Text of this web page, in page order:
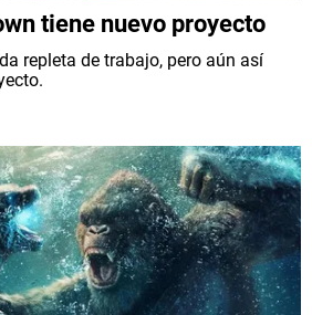
tiene nuevo proyecto
repleta de trabajo, pero aún así